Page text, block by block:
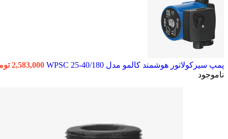
پمپ سیرکولاتور هوشمند کالمو مدل WPSC 25-40/180 2,583,000
ناموجود